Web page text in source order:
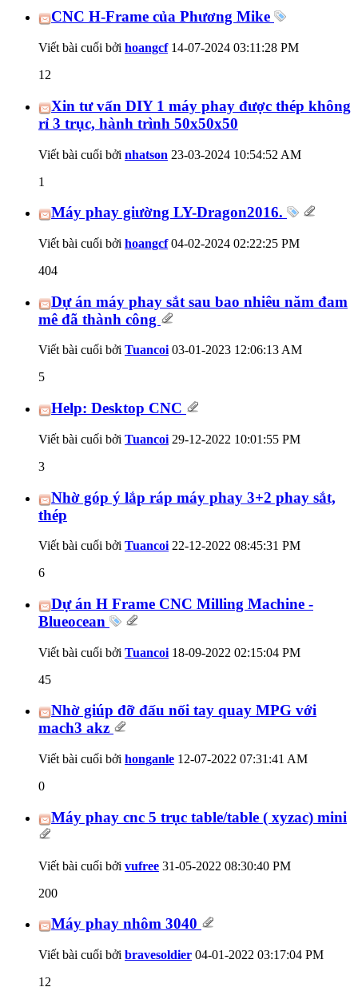
CNC H-Frame của Phương Mike
Viết bài cuối bởi hoangcf14-07-2024 03:11:28 PM
12
Xin tư vấn DIY 1 máy phay được thép không
rỉ 3 trục, hành trình 50x50x50
Viết bài cuối bởi nhatson 23-03-2024 10:54:52 AM
1
Máy phay giường LY-Dragon2016.
Viết bài cuối bởi hoangcf04-02-2024 02:22:25 PM
404
Dự án máy phay sắt sau bao nhiêu năm đam
mê đã thành công
Viết bài cuối bởi Tuancoi03-01-2023 12:06:13 AM
5
Help: Desktop CNC
Viết bài cuối bởi Tuancoi 29-12-2022 10:01:55 PM
3
Nhờ góp ý lắp ráp máy phay 3+2 phay sắt,
thép
Viết bài cuối bởi Tuancoi 22-12-2022 08:45:31 PM
6
Dự án H Frame CNC Milling Machine -
Blueocean
Viết bài cuối bởi Tuancoi 18-09-2022 02:15:04 PM
45
Nhờ giúp đỡ đấu nối tay quay MPG với
mach3 akz
Viết bài cuối bởi honganle 12-07-2022 07:31:41 AM
0
Máy phay cnc 5 trục table/table ( xyzac) mini
Viết bài cuối bởi vufree 31-05-2022 08:30:40 PM
200
Máy phay nhôm 3040
Viết bài cuối bởi bravesoldier 04-01-2022 03:17:04 PM
12